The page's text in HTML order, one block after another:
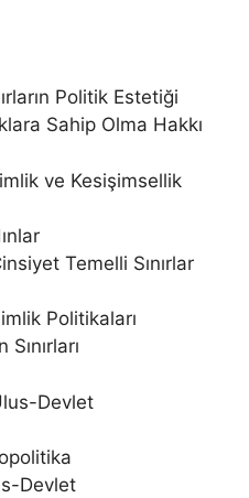
Politik Estetiği
Sahip Olma Hakkı
ve Kesişimsellik
Temelli Sınırlar
Politikaları
Devlet
Devlet